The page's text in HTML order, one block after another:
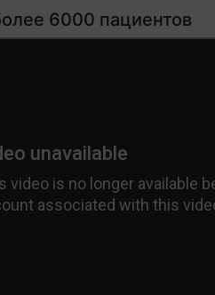
6000 пациентов